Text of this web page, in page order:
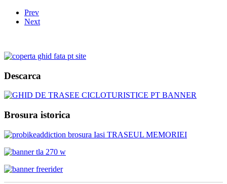
Prev
Next
Descarca
Brosura istorica